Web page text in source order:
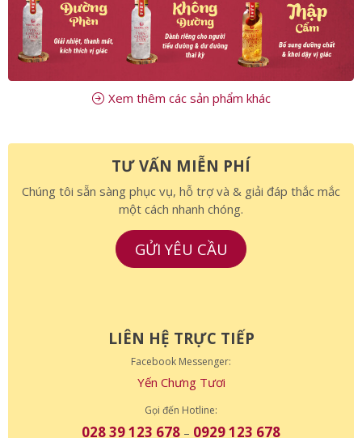
Xem thêm các sản phẩm khác
TƯ VẤN MIỄN PHÍ
Chúng tôi sẵn sàng phục vụ, hỗ trợ và & giải đáp thắc mắc
một cách nhanh chóng.
LIÊN HỆ TRỰC TIẾP
Facebook Messenger:
Yến Chưng Tươi